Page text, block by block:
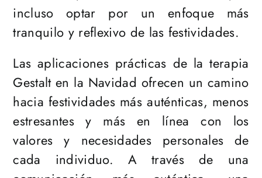
incluso optar por un enfoque más
tranquilo y reflexivo de las festividades.
Las aplicaciones prácticas de la terapia
Gestalt en la Navidad ofrecen un camino
hacia festividades más auténticas, menos
estresantes y más en línea con los
valores y necesidades personales de
cada individuo. A través de una